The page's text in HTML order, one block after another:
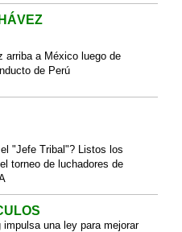
arriba a México luego de
de Perú
"Jefe Tribal"? Listos los
torneo de luchadores de
impulsa una ley para mejorar